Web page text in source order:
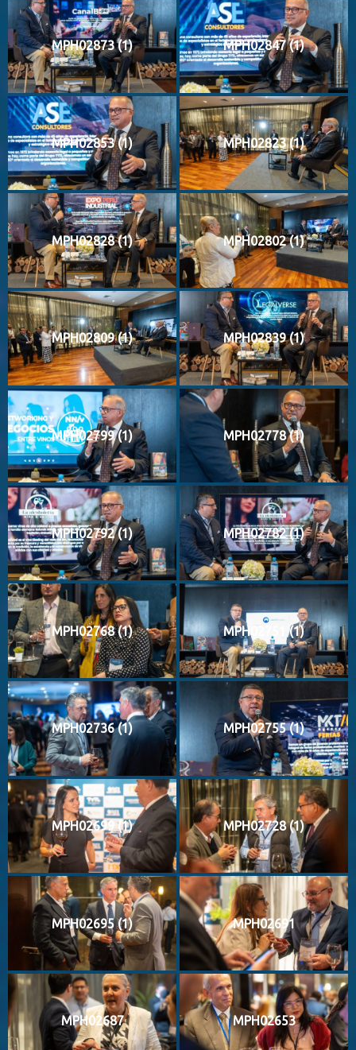
MPH02873 (1) MPH02847 (1)
MPH02853 (1) MPH02823 (1)
MPH02828 (1) MPH02802 (1)
MPH02809 (1) MPH02839 (1)
MPH02799 (1) MPH02778 (1)
MPH02792 (1) MPH02782 (1)
MPH02768 (1) MPH02751 (1)
MPH02736 (1) MPH02755 (1)
MPH02699 (1) MPH02728 (1)
MPH02695 (1) MPH02691
MPH02687 MPH02653